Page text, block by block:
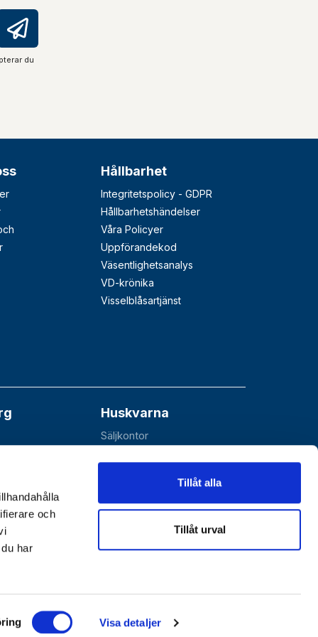
och
har
Visa detaljer
Tillåt alla
Tillåt urval
du
Hållbarhet
Integritetspolicy - GDPR
Hållbarhetshändelser
Våra Policyer
Uppförandekod
Väsentlighetsanalys
VD-krönika
Visselblåsartjänst
Huskvarna
Säljkontor
Göthes Teknik| Göthes Säkerhet